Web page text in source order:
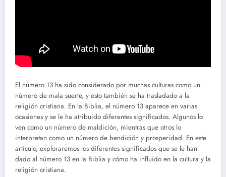
El número 13 ha sido considerado por muchas culturas como un
número de mala suerte, y esto también se ha trasladado a la
religión cristiana. En la Biblia, el número 13 aparece en varias
ocasiones y se le ha atribuido diferentes significados. Algunos lo
ven como un número de maldición, mientras que otros lo
interpretan como un número de bendición y prosperidad. En este
artículo, exploraremos los diferentes significados que se le han
dado al número 13 en la Biblia y cómo ha influido en la cultura y la
religión cristiana.